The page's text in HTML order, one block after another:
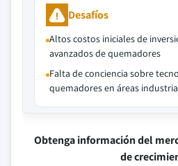
Desafíos
Altos costos iniciales de
avanzados de quemadores
Falta de conciencia sobre
quemadores en áreas
Obtenga información del
de